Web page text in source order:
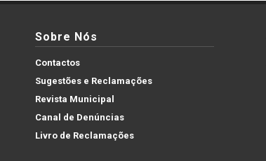
Sobre Nós
Contactos
Sugestões e Reclamações
Revista Municipal
Canal de Denúncias
Livro de Reclamações